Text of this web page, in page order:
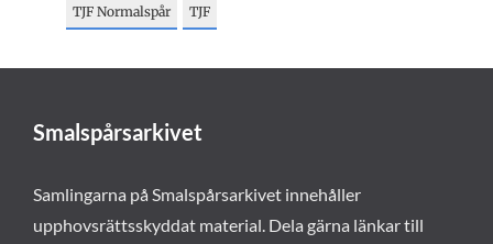
TJF Normalspår TJF
Smalspårsarkivet
Samlingarna på Smalspårsarkivet innehåller
upphovsrättsskyddat material. Dela gärna länkar till